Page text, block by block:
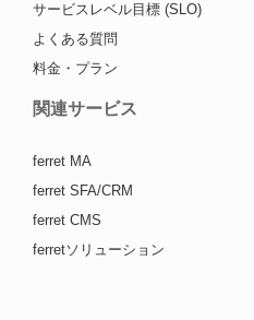
サービスレベル目標 (SLO)
よくある質問
料金・プラン
関連サービス
ferret MA
ferret SFA/CRM
ferret CMS
ferretソリューション